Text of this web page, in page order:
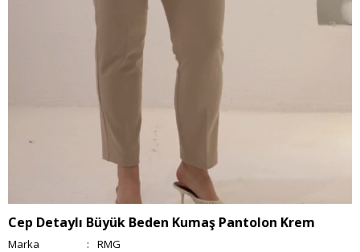
Cep Detaylı Büyük Beden Kumaş Pantolon Krem
Marka :
RMG